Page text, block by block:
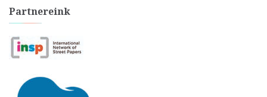
Partnereink